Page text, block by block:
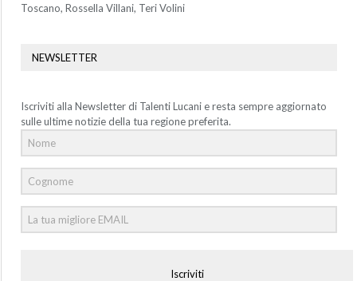
Toscano, Rossella Villani, Teri Volini
NEWSLETTER
Iscriviti alla Newsletter di Talenti Lucani e resta sempre aggiornato
sulle ultime notizie della tua regione preferita.
Iscriviti